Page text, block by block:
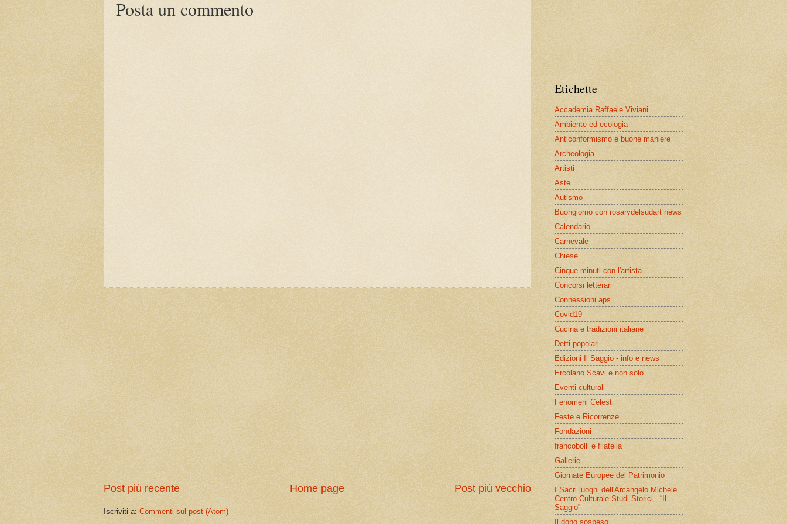
Posta un commento
Post più recente Post più vecchio
Home page
Iscriviti a: Commenti sul post (Atom)
Etichette
Accademia Raffaele Viviani
Ambiente ed ecologia
Anticonformismo e buone maniere
Archeologia
Artisti
Aste
Autismo
Buongiorno con rosarydelsudart news
Calendario
Carnevale
Chiese
Cinque minuti con l'artista
Concorsi letterari
Connessioni aps
Covid19
Cucina e tradizioni italiane
Detti popolari
Edizioni Il Saggio - info e news
Ercolano Scavi e non solo
Eventi culturali
Fenomeni Celesti
Feste e Ricorrenze
Fondazioni
francobolli e filatelia
Gallerie
Giornate Europee del Patrimonio
I Sacri luoghi dell'Arcangelo Michele
Centro Culturale Studi Storici - “Il
Saggio”
Il dono sospeso